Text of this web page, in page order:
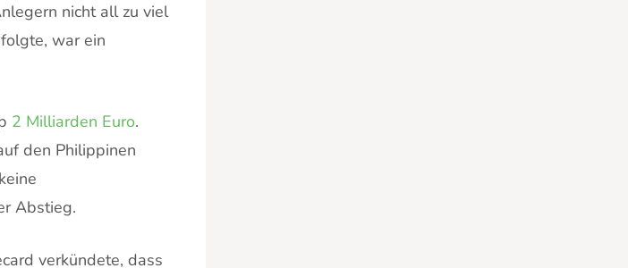
nicht all zu viel
war ein
2 Milliarden Euro.
den Philippinen
Abstieg.
verkündete, dass